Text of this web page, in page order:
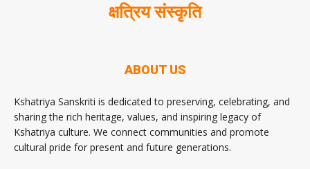
क्षत्रिय संस्कृति
ABOUT US
Kshatriya Sanskriti is dedicated to preserving, celebrating, and
sharing the rich heritage, values, and inspiring legacy of
Kshatriya culture. We connect communities and promote
cultural pride for present and future generations.